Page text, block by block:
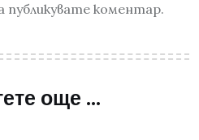
публикувате коментар.
още ...